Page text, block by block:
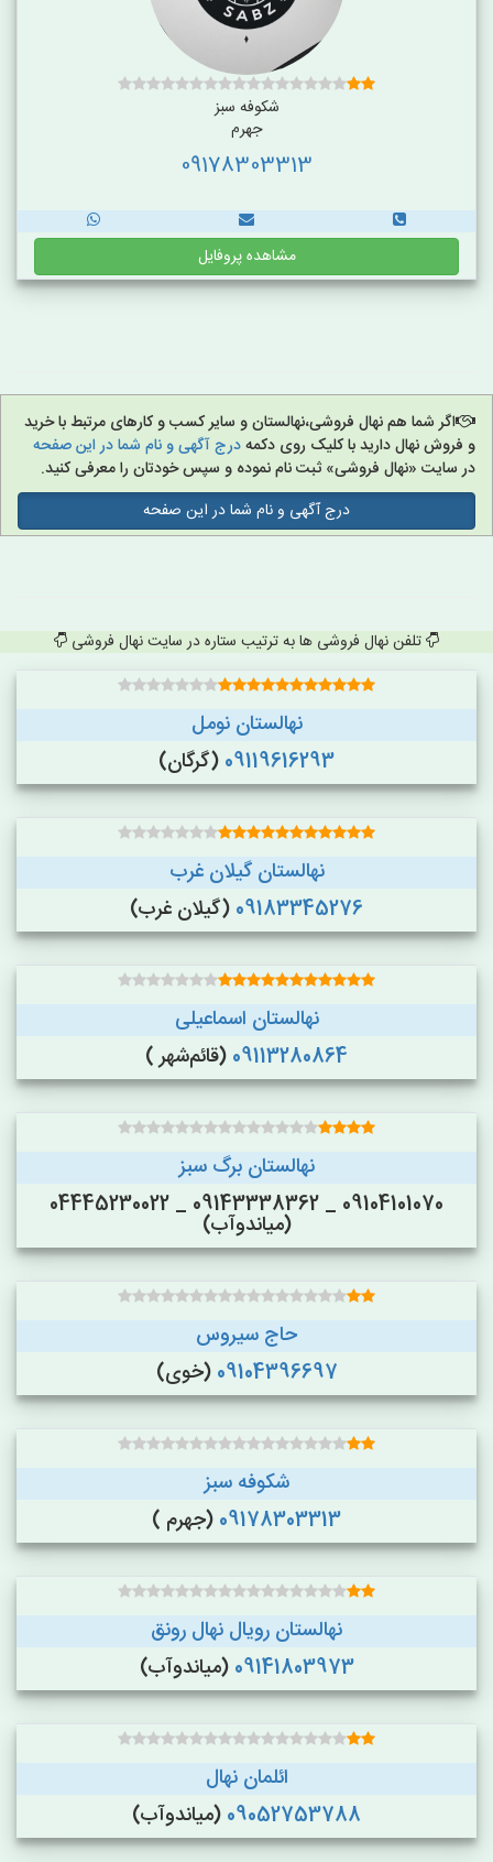
شکوفه سبز
جهرم
09178303313
مشاهده پروفایل
اگر شما هم نهال فروشی،نهالستان و سایر کسب و کارهای مرتبط با خرید
و فروش نهال دارید با کلیک روی دکمهدرج آگهی و نام شما در این صفحه
در سایت «نهال فروشی» ثبت نام نموده و سپس خودتان را معرفی کنید.
درج آگهی و نام شما در این صفحه
تلفن نهال فروشی ها به ترتیب ستاره در سایت نهال فروشی
نهالستان نومل
09119616293 (گرگان)
نهالستان گیلان غرب
09183345276 (گیلان غرب)
نهالستان اسماعیلی
09113280864 (قائم‌شهر )
نهالستان برگ سبز
09104101070 _ 09143338362 _ 04445230022
(میاندوآب)
حاج سیروس
09104396697 (خوی)
شکوفه سبز
09178303313 (جهرم )
نهالستان رویال نهال رونق
09141803973 (میاندوآب)
ائلمان نهال
09052753788 (میاندوآب)